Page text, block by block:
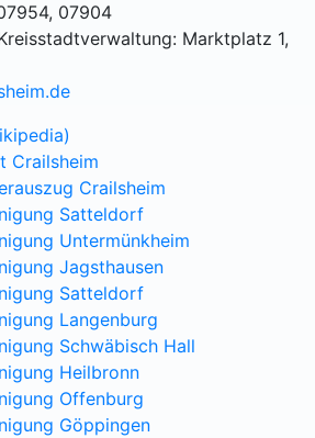
07904
Marktplatz 1,
Crailsheim
Crailsheim
Satteldorf
Untermünkheim
Jagsthausen
Satteldorf
Langenburg
Schwäbisch Hall
Heilbronn
Offenburg
Göppingen